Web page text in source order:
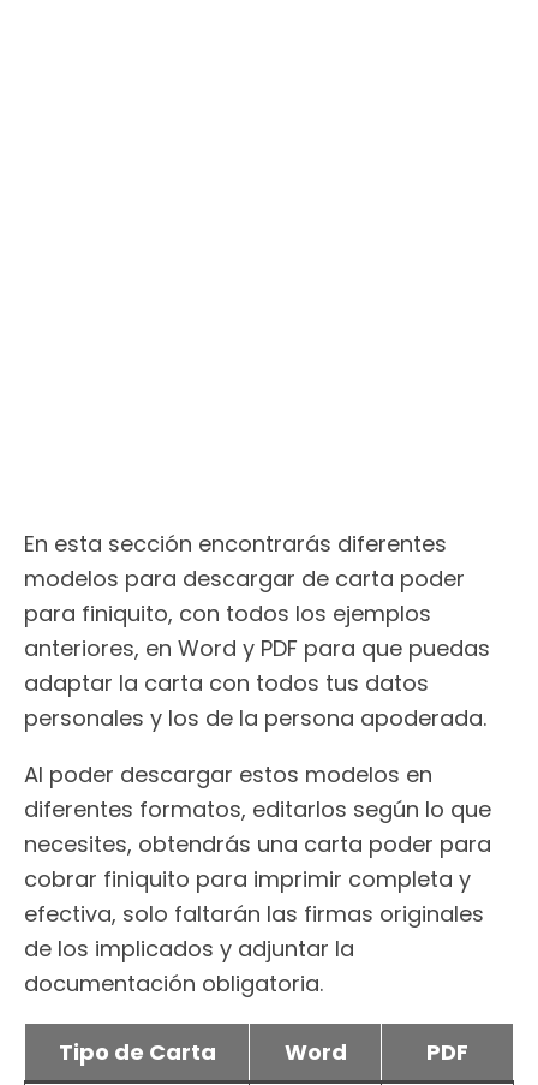
En esta sección encontrarás diferentes
modelos para descargar de carta poder
para finiquito, con todos los ejemplos
anteriores, en Word y PDF para que puedas
adaptar la carta con todos tus datos
personales y los de la persona apoderada.
Al poder descargar estos modelos en
diferentes formatos, editarlos según lo que
necesites, obtendrás una carta poder para
cobrar finiquito para imprimir completa y
efectiva, solo faltarán las firmas originales
de los implicados y adjuntar la
documentación obligatoria.
Tipo de Carta Word
PDF